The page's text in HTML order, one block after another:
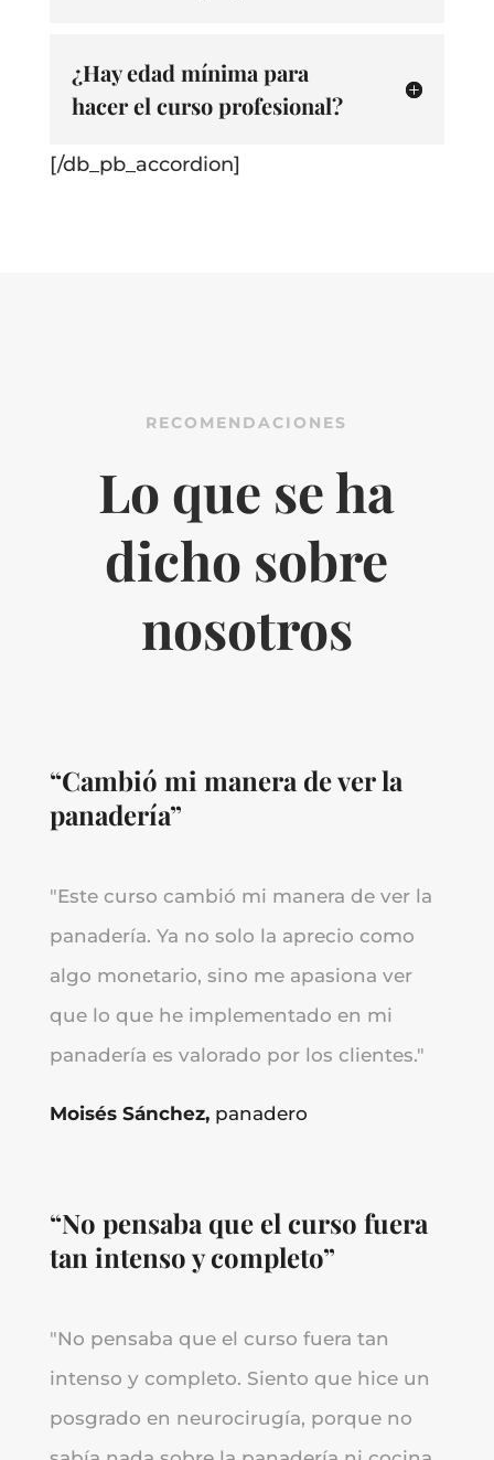
¿Hay edad mínima para
hacer el curso profesional?
[/db_pb_accordion]
RECOMENDACIONES
Lo que se ha
dicho sobre
nosotros
“Cambió mi manera de ver la
panadería”
"Este curso cambió mi manera de ver la
panadería. Ya no solo la aprecio como
algo monetario, sino me apasiona ver
que lo que he implementado en mi
panadería es valorado por los clientes."
Moisés Sánchez, panadero
“No pensaba que el curso fuera
tan intenso y completo”
"No pensaba que el curso fuera tan
intenso y completo. Siento que hice un
posgrado en neurocirugía, porque no